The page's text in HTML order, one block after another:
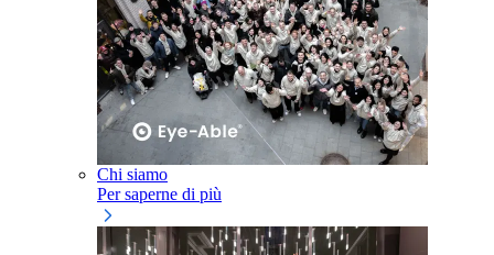
Chi siamo
Per saperne di più